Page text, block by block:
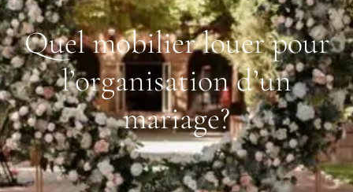
Quel mobilier louer pour
l’organisation d’un
mariage?